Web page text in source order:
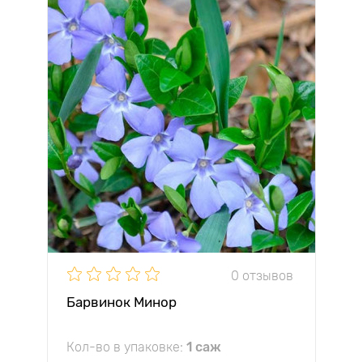
0 отзывов
Барвинок Минор
Кол-во в упаковке: 1 саж